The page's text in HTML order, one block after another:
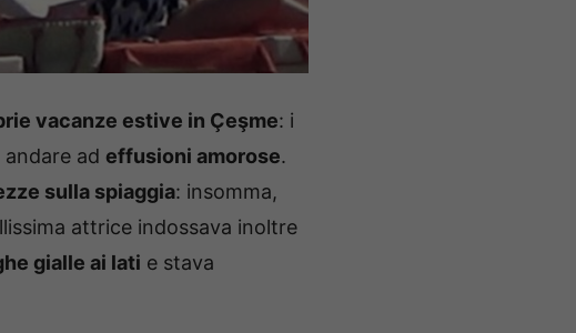
vacanze estive in Çeşme: i
ad effusioni amorose.
sulla spiaggia: insomma,
attrice indossava inoltre
gialle ai lati e stava